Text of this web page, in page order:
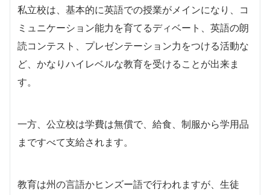
私立校は、基本的に英語での授業がメインになり、コ
ミュニケーション能力を育てるディベート、英語の朗
読コンテスト、プレゼンテーション力をつける活動な
ど、かなりハイレベルな教育を受けることが出来ま
す。
一方、公立校は学費は無償で、給食、制服から学用品
まですべて支給されます。
教育は州の言語かヒンズー語で行われますが、生徒